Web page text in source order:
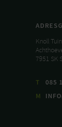
Knoll
7951 SK
T
085
M